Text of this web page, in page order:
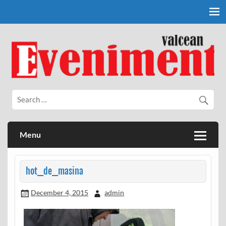
Eveniment Valcean
Menu
hot_de_masina
December 4, 2015 admin